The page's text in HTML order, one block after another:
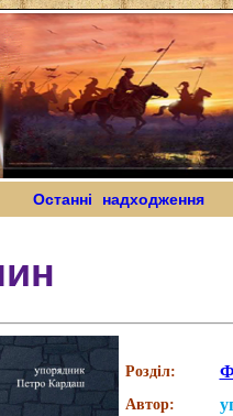
Останні надходження
Розділ:
Автор: